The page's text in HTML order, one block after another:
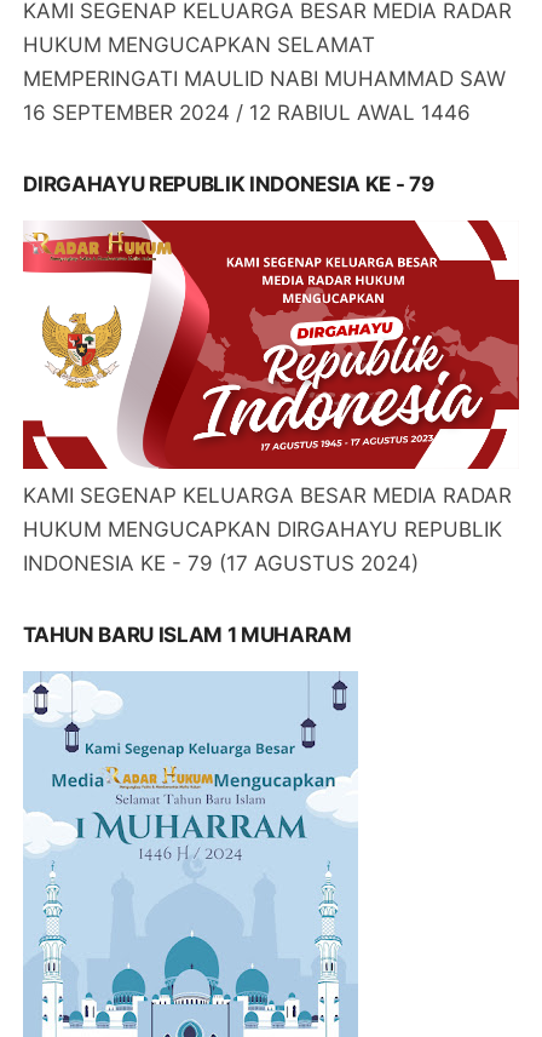
KAMI SEGENAP KELUARGA BESAR MEDIA RADAR
HUKUM MENGUCAPKAN SELAMAT
MEMPERINGATI MAULID NABI MUHAMMAD SAW
16 SEPTEMBER 2024 / 12 RABIUL AWAL 1446
DIRGAHAYU REPUBLIK INDONESIA KE - 79
KAMI SEGENAP KELUARGA BESAR MEDIA RADAR
HUKUM MENGUCAPKAN DIRGAHAYU REPUBLIK
INDONESIA KE - 79 (17 AGUSTUS 2024)
TAHUN BARU ISLAM 1 MUHARAM